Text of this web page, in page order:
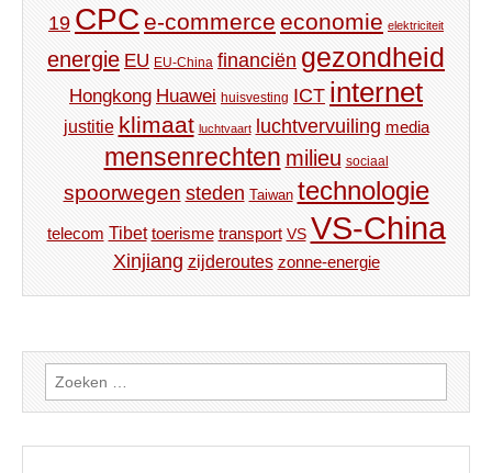
19 CPC e-commerce economie elektriciteit
energie EU EU-China financiën gezondheid
Hongkong Huawei huisvesting ICT internet
justitie klimaat luchtvaart luchtvervuiling media
mensenrechten milieu sociaal
spoorwegen steden Taiwan technologie
telecom Tibet toerisme transport VS VS-China
Xinjiang zijderoutes zonne-energie
Zoeken
naar: